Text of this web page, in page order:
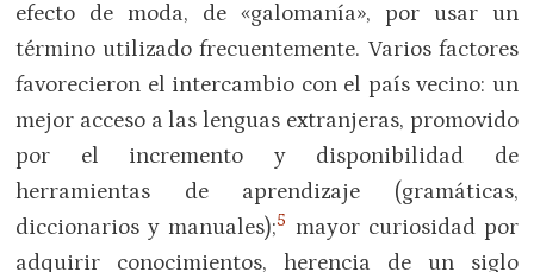
efecto de moda, de «galomanía», por usar un
término utilizado frecuentemente. Varios factores
favorecieron el intercambio con el país vecino: un
mejor acceso a las lenguas extranjeras, promovido
por el incremento y disponibilidad de
herramientas de aprendizaje (gramáticas,
diccionarios y manuales);5
mayor curiosidad por
adquirir conocimientos, herencia de un siglo